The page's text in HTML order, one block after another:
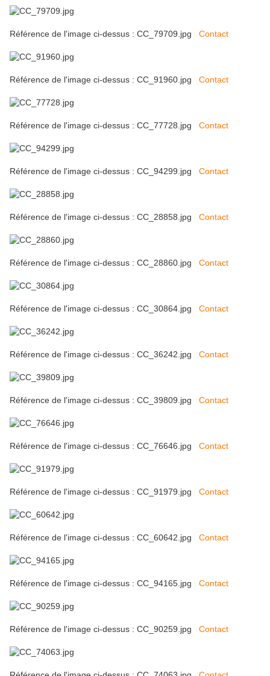
Référence de l'image ci-dessus : CC_79709.jpg Contact
Référence de l'image ci-dessus : CC_91960.jpg Contact
Référence de l'image ci-dessus : CC_77728.jpg Contact
Référence de l'image ci-dessus : CC_94299.jpg Contact
Référence de l'image ci-dessus : CC_28858.jpg Contact
Référence de l'image ci-dessus : CC_28860.jpg Contact
Référence de l'image ci-dessus : CC_30864.jpg Contact
Référence de l'image ci-dessus : CC_36242.jpg Contact
Référence de l'image ci-dessus : CC_39809.jpg Contact
Référence de l'image ci-dessus : CC_76646.jpg Contact
Référence de l'image ci-dessus : CC_91979.jpg Contact
Référence de l'image ci-dessus : CC_60642.jpg Contact
Référence de l'image ci-dessus : CC_94165.jpg Contact
Référence de l'image ci-dessus : CC_90259.jpg Contact